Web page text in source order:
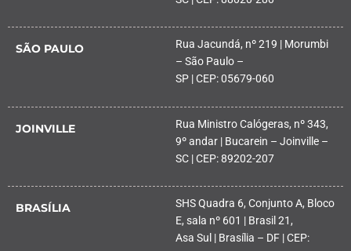
SÃO PAULO
Rua Jacundá, nº 219 | Morumbi
– São Paulo –
SP | CEP: 05679-060
JOINVILLE
Rua Ministro Calógeras, nº 343,
9º andar | Bucarein – Joinville –
SC | CEP: 89202-207
BRASÍLIA
SHS Quadra 6, Conjunto A, Bloco
E, sala nº 601 | Brasil 21,
Asa Sul | Brasília – DF | CEP: